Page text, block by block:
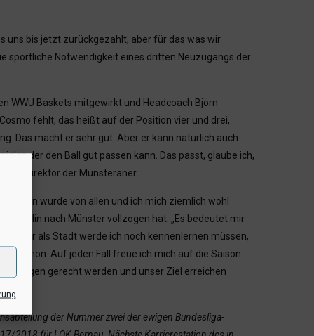
uns bis jetzt zurückgezahlt, aber für das was wir
sportliche Notwendigkeit eines dritten Neuzugangs der
WWU Baskets mitgewirkt und Headcoach Björn
fehlt, das heißt auf der Position vier und drei,
Das macht er sehr gut. Aber er kann natürlich auch
der den Ball gut passen kann. Das passt, glaube ich,
der Münsteraner.
wurde von allen und ich mich ziemlich wohl
Berlin nach Münster vollzogen hat. „Es bedeutet mir
als Stadt werde ich noch kennenlernen müssen,
schon. Auf jeden Fall freue ich mich auf die Saison
gerecht werden und unser Ziel erreichen
der Nummer zwei der ewigen Bundesliga-